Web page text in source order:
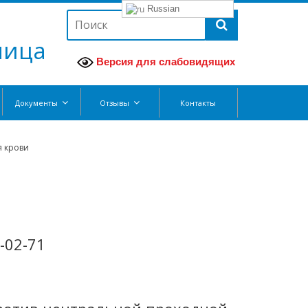
Версия для слабовидящих
Документы Отзывы Контакты
крови
71
Russian